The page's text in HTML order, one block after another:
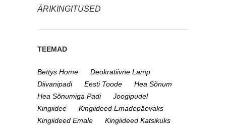
ÄRIKINGITUSED
TEEMAD
Bettys Home
Deokratiivne Lamp
Diivanipadi
Eesti Toode
Hea Sõnum
Hea Sõnumiga Padi
Joogipudel
Kingiidee
Kingiideed Emadepäevaks
Kingiideed Emale
Kingiideed Katsikuks